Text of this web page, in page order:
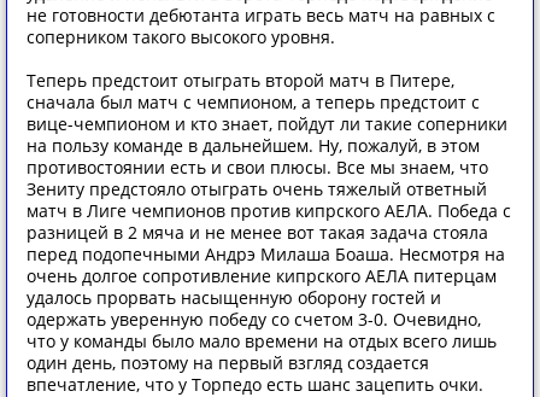
не готовности дебютанта играть весь матч на равных с
соперником такого высокого уровня.
Теперь предстоит отыграть второй матч в Питере,
сначала был матч с чемпионом, а теперь предстоит с
вице-чемпионом и кто знает, пойдут ли такие соперники
на пользу команде в дальнейшем. Ну, пожалуй, в этом
противостоянии есть и свои плюсы. Все мы знаем, что
Зениту предстояло отыграть очень тяжелый ответный
матч в Лиге чемпионов против кипрского АЕЛА. Победа с
разницей в 2 мяча и не менее вот такая задача стояла
перед подопечными Андрэ Милаша Боаша. Несмотря на
очень долгое сопротивление кипрского АЕЛА питерцам
удалось прорвать насыщенную оборону гостей и
одержать уверенную победу со счетом 3-0. Очевидно,
что у команды было мало времени на отдых всего лишь
один день, поэтому на первый взгляд создается
впечатление, что у Торпедо есть шанс зацепить очки.